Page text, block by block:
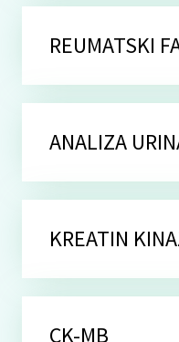
REUMATSKI
ANALIZA
KREATIN
CK-MB